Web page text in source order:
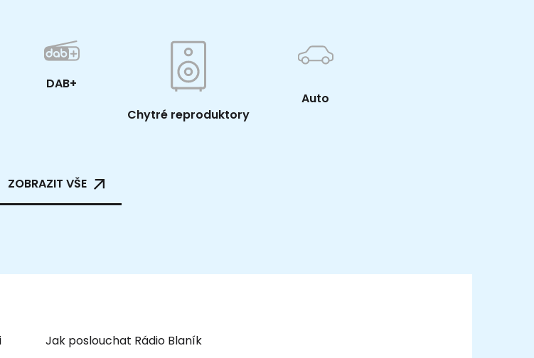
DAB+
Chytré reproduktory
Auto
ZOBRAZIT VŠE
Jak poslouchat Rádio Blaník